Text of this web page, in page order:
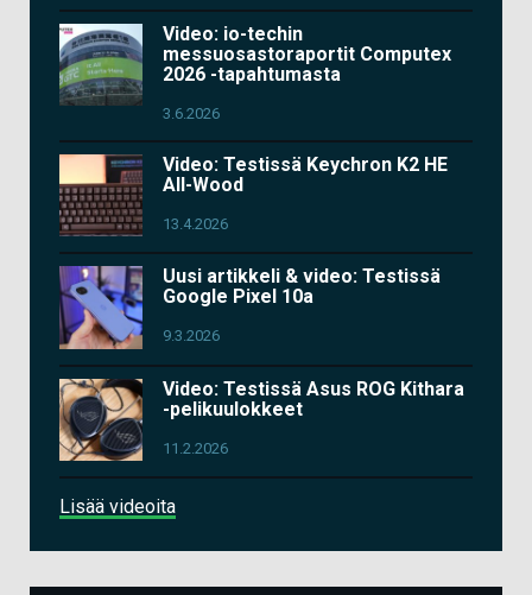
Video: io-techin
messuosastoraportit Computex
2026 -tapahtumasta
3.6.2026
Video: Testissä Keychron K2 HE
All-Wood
13.4.2026
Uusi artikkeli & video: Testissä
Google Pixel 10a
9.3.2026
Video: Testissä Asus ROG Kithara
-pelikuulokkeet
11.2.2026
Lisää videoita